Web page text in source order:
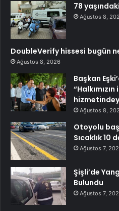
78
Ağustos 8,
DoubleVerify hissesi bugün
Ağustos 8, 2026
Başkan
Ağustos 8,
Otoyolu
Sıcaklık 10
Ağustos 7,
Şişli’de
Bulundu
Ağustos 7,